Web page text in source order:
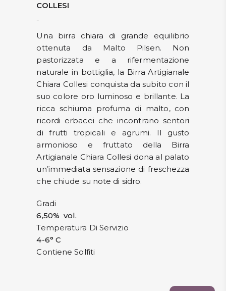
COLLESI
-
Una birra chiara di grande equilibrio
ottenuta da Malto Pilsen. Non
pastorizzata e a rifermentazione
naturale in bottiglia, la Birra Artigianale
Chiara Collesi conquista da subito con il
suo colore oro luminoso e brillante. La
ricca schiuma profuma di malto, con
ricordi erbacei che incontrano sentori
di frutti tropicali e agrumi. Il gusto
armonioso e fruttato della Birra
Artigianale Chiara Collesi dona al palato
un’immediata sensazione di freschezza
che chiude su note di sidro.
Gradi
6,50% vol.
Temperatura Di Servizio
4-6° C
Contiene Solfiti